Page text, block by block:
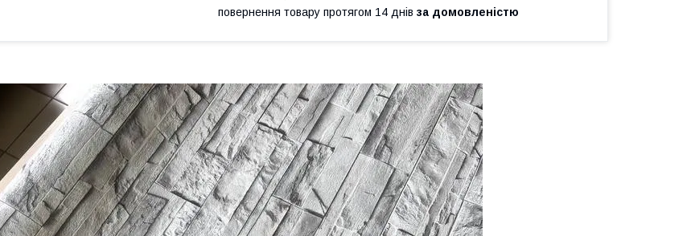
повернення товару протягом 14 днів за домовленістю